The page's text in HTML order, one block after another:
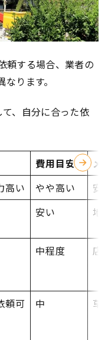
頼する場合、業者の
ります。
、自分に合った依
費用目安
メ
高い やや高い
安
安い 地
中程度 店
頼可 中 草